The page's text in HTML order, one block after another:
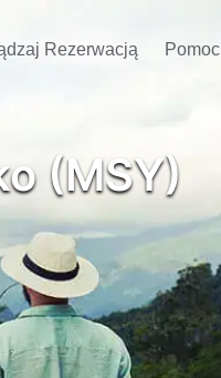
Rezerwacją Pomoc
(MSY)